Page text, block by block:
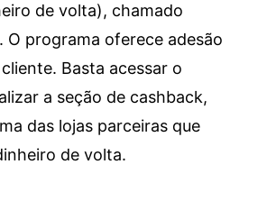
de volta), chamado
O programa oferece adesão
Basta acessar o
a seção de cashback,
das lojas parceiras que
de volta.